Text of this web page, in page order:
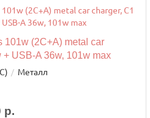
101w (2C+A) metal car
USB-A 36w, 101w max
Металл
р.